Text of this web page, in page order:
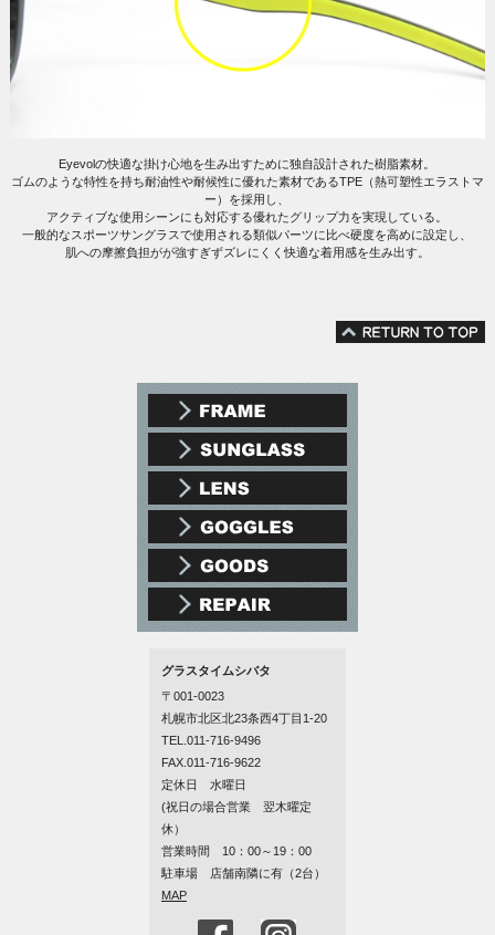
Eyevolの快適な掛け心地を生み出すために独自設計された樹脂素材。
ゴムのような特性を持ち耐油性や耐候性に優れた素材であるTPE（熱可塑性エラストマ
ー）を採用し、
アクティブな使用シーンにも対応する優れたグリップ力を実現している。
一般的なスポーツサングラスで使用される類似パーツに比べ硬度を高めに設定し、
肌への摩擦負担がが強すぎずズレにくく快適な着用感を生み出す。
グラスタイムシバタ
〒001-0023
札幌市北区北23条西4丁目1-20
TEL.011-716-9496
FAX.011-716-9622
定休日 水曜日
(祝日の場合営業 翌木曜定
休）
営業時間 10：00～19：00
駐車場 店舗南隣に有（2台）
MAP